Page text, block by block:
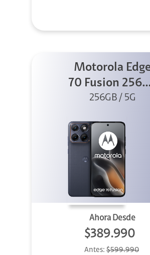
Motorola
70 Fusion
Azul
256GB / 5G
Ahora Desde
$389.990
Antes: $599.990